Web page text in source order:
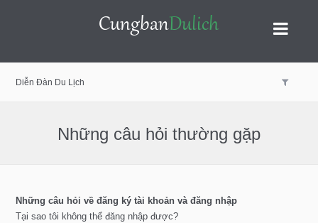
Diễn Đàn Du Lịch
Những câu hỏi thường gặp
Những câu hỏi về đăng ký tài khoản và đăng nhập
Tại sao tôi không thể đăng nhập được?